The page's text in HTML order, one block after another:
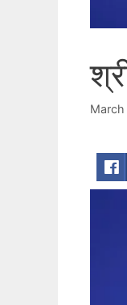
March